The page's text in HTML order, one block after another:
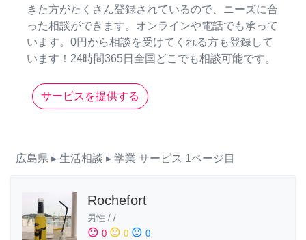
きた方がたくさん登録されているので、ニーズに合
った相談ができます。オンラインや電話でも承って
います。0円から相談を受けてくれる方も登録して
います！24時間365日全国どこでも相談可能です。
サービスを提供する
広島県 ▸ 生活相談 ▸ 学業 サービス 1ページ目
Rochefort
男性 / /
sentiment_satisfied 0 sentiment_neutral 0 sentiment_dissatisfied 0